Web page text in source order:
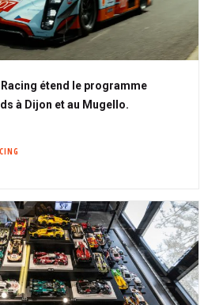
étend le programme
à Dijon et au Mugello.